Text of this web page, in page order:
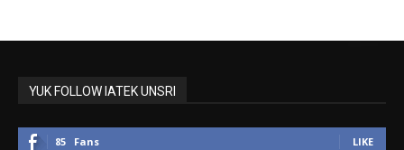
YUK FOLLOW IATEK UNSRI
85 Fans LIKE